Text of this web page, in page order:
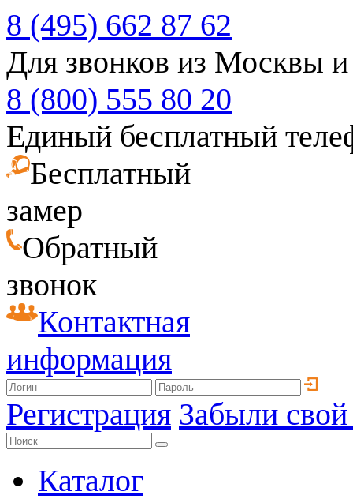
8 (495) 662 87 62
Для звонков из Москвы
8 (800) 555 80 20
Единый бесплатный
Бесплатный
замер
Обратный
звонок
Контактная
информация
Регистрация Забыли
Каталог